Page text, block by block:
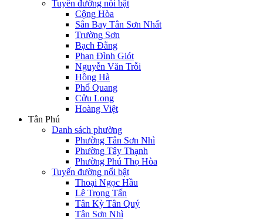
Tuyến đường nổi bật
Cộng Hòa
Sân Bay Tân Sơn Nhất
Trường Sơn
Bạch Đằng
Phan Đình Giót
Nguyễn Văn Trỗi
Hồng Hà
Phổ Quang
Cửu Long
Hoàng Việt
Tân Phú
Danh sách phường
Phường Tân Sơn Nhì
Phường Tây Thạnh
Phường Phú Thọ Hòa
Tuyến đường nổi bật
Thoại Ngọc Hầu
Lê Trọng Tấn
Tân Kỳ Tân Quý
Tân Sơn Nhì